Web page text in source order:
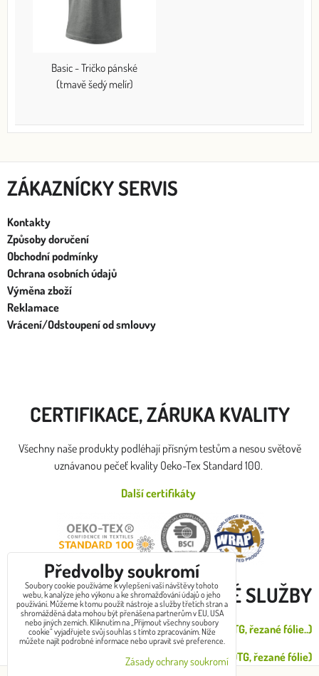
Basic - Tričko pánské
(tmavě šedý melír)
ZÁKAZNÍCKY SERVIS
Kontakty
Způsoby doručení
Obchodní podmínky
Ochrana osobních údajů
Výměna zboží
Reklamace
Vrácení/Odstoupení od smlouvy
CERTIFIKACE, ZÁRUKA KVALITY
Všechny naše produkty podléhají přísným testům a nesou světově
uznávanou pečeť kvality Oeko-Tex Standard 100.
Další certifikáty
DOPLŇKOVÉ SLUŽBY
Zákazkový potisk od 1 do 30ks (DTG, řezané fólie..)
Velkoodběr potisk (sítotisk, výšivka, DTG, řezané fólie)
Předvolby soukromí
Soubory cookie používáme k vylepšení vaší návštěvy tohoto
webu, k analýze jeho výkonu a ke shromažďování údajů o jeho
používání. Můžeme k tomu použít nástroje a služby třetích stran a
shromážděná data mohou být přenášena partnerům v EU, USA
nebo jiných zemích. Kliknutím na „Přijmout všechny soubory
cookie“ vyjadřujete svůj souhlas s tímto zpracováním. Níže
můžete najít podrobné informace nebo upravit své preference.
Zásady ochrany soukromí